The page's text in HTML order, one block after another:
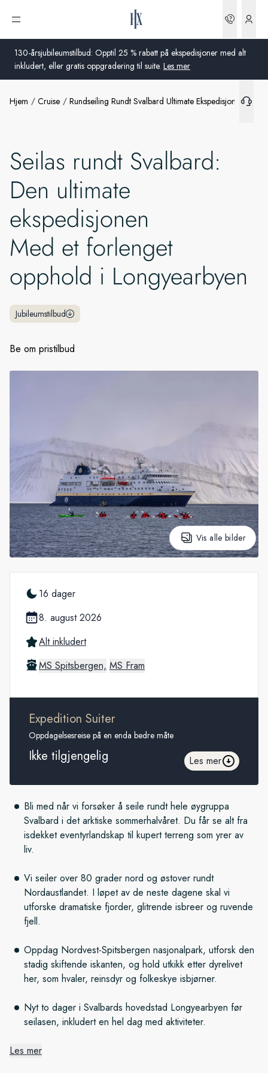
130-årsjubileumstilbud: Opptil 25 % rabatt på ekspedisjoner med alt
inkludert, eller gratis oppgradering til suite. Les mer
Åpne meny
Storbritannia
USA
Tyskland
Sveits
Frankrike
Danmark
Norge
Global
Hjem Cruise Rundseiling Rundt Svalbard Ultimate Ekspedisjonen
Seilas rundt Svalbard:
Den ultimate
ekspedisjonen
Med et forlenget
opphold i Longyearbyen
Jubileumstilbud
Be om pristilbud
Vis alle bilder
Bli med når vi forsøker å seile rundt hele øygruppa
Svalbard i det arktiske sommerhalvåret. Du får se alt fra
isdekket eventyrlandskap til kupert terreng som yrer av
liv.
Vi seiler over 80 grader nord og østover rundt
Nordaustlandet. I løpet av de neste dagene skal vi
utforske dramatiske fjorder, glitrende isbreer og ruvende
fjell.
Oppdag Nordvest-Spitsbergen nasjonalpark, utforsk den
stadig skiftende iskanten, og hold utkikk etter dyrelivet
her, som hvaler, reinsdyr og folkeskye isbjørner.
Nyt to dager i Svalbards hovedstad Longyearbyen før
seilasen, inkludert en hel dag med aktiviteter.
Vill natur og utemmede landskap
Les mer
16 dager
8. august 2026
Alt inkludert
MS Spitsbergen, MS Fram
Expedition Suiter
Oppdagelsesreise på en enda bedre måte
Ikke tilgjengelig Les mer